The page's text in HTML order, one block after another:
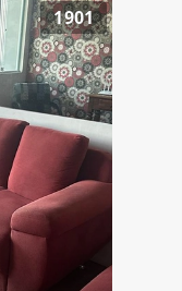
1901